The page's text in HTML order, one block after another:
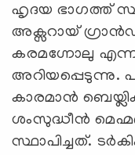
ഹൃദയ ഭാഗത്ത്
അക്സറായ്
കരമഗ്നോലു
അറിയപ്പെടുന്നു.
കാരമാൻ
ശംസുദ്ധീൻ
സ്ഥാപിച്ചത്.